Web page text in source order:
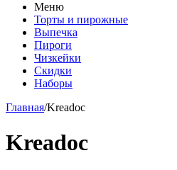
Меню
Торты и пирожные
Выпечка
Пироги
Чизкейки
Скидки
Наборы
Главная/Kreadoc
Kreadoc